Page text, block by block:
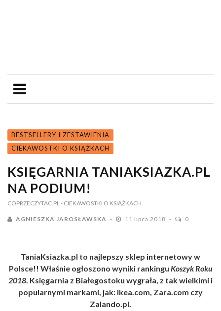
BESTSELLERY I ZESTAWIENIA
CIEKAWOSTKI O KSIĄŻKACH
KSIĘGARNIA TANIAKSIAZKA.PL
NA PODIUM!
COPRZECZYTAC.PL - CIEKAWOSTKI O KSIĄŻKACH
AGNIESZKA JAROSŁAWSKA 11 lipca 2018 0
TaniaKsiazka.pl to najlepszy sklep internetowy w
Polsce!! Właśnie ogłoszono wyniki rankingu Koszyk Roku
2018. Księgarnia z Białegostoku wygrała, z tak wielkimi i
popularnymi markami, jak: Ikea.com, Zara.com czy
Zalando.pl.